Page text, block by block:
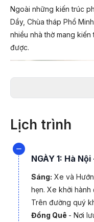
Ngoài những kiến trúc
Dầy, Chùa tháp Phổ
nhiều nhà thờ mang
được.
Những nhà Thờ
Lịch trình
NGÀY 1: Hà
Sáng: Xe và
hẹn. Xe khởi hành
Trên đường quý
Đồng Quê - Nơi